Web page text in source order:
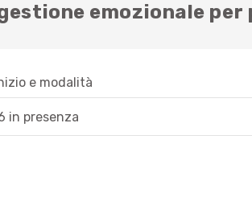
emozionale
e modalità